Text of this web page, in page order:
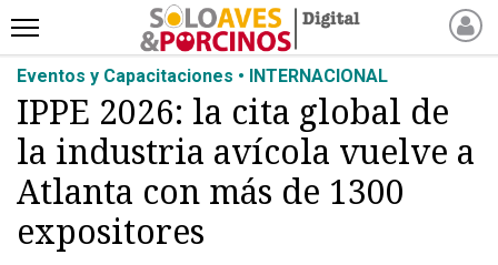
INICIO
NOTICIAS RECIENTES
NOTICIAS
ARTÍCULOS
PRODUCCIÓN
PROCESO
Eventos y Capacitaciones • INTERNACIONAL
IPPE 2026: la cita global de
la industria avícola vuelve a
Atlanta con más de 1300
expositores